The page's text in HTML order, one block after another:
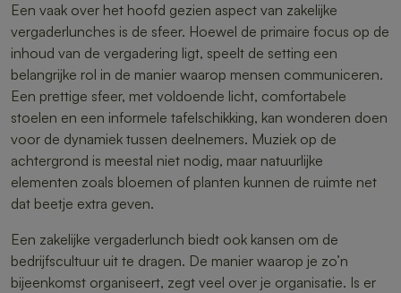
Een vaak over het hoofd gezien aspect van zakelijke
vergaderlunches is de sfeer. Hoewel de primaire focus op de
inhoud van de vergadering ligt, speelt de setting een
belangrijke rol in de manier waarop mensen communiceren.
Een prettige sfeer, met voldoende licht, comfortabele
stoelen en een informele tafelschikking, kan wonderen doen
voor de dynamiek tussen deelnemers. Muziek op de
achtergrond is meestal niet nodig, maar natuurlijke
elementen zoals bloemen of planten kunnen de ruimte net
dat beetje extra geven.
Een zakelijke vergaderlunch biedt ook kansen om de
bedrijfscultuur uit te dragen. De manier waarop je zo’n
bijeenkomst organiseert, zegt veel over je organisatie. Is er